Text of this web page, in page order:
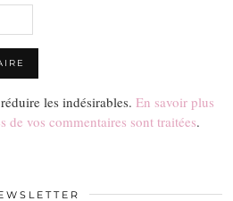
les indésirables. En savoir plus
de vos commentaires sont traitées.